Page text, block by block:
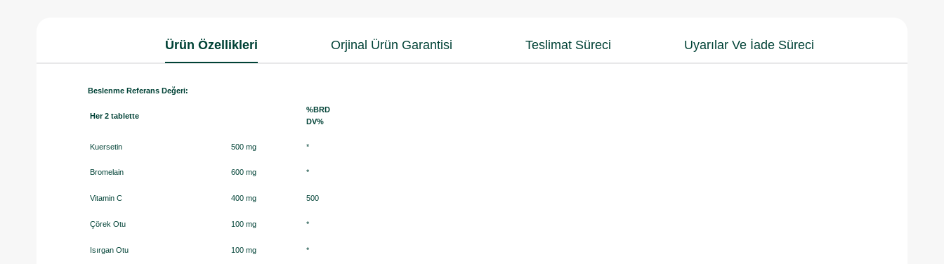
Ürün Özellikleri Orjinal Ürün Garantisi Teslimat Süreci Uyarılar Ve İade Süreci
Beslenme Referans Değeri:
Her 2 tablette
%BRD
DV%
Kuersetin 500 mg *
Bromelain 600 mg *
Vitamin C 400 mg 500
Çörek Otu 100 mg *
Isırgan Otu 100 mg *